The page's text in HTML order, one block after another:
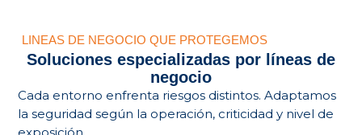
LINEAS DE NEGOCIO QUE PROTEGEMOS
Soluciones especializadas por líneas de
negocio
Cada entorno enfrenta riesgos distintos. Adaptamos
la seguridad según la operación, criticidad y nivel de
Hoteles